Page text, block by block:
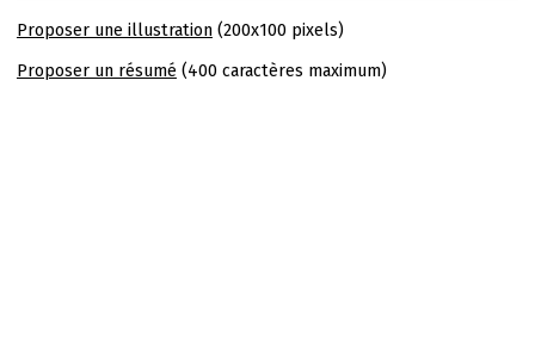
Proposer une illustration(200x100 pixels)
Proposer un résumé (400 caractères maximum)